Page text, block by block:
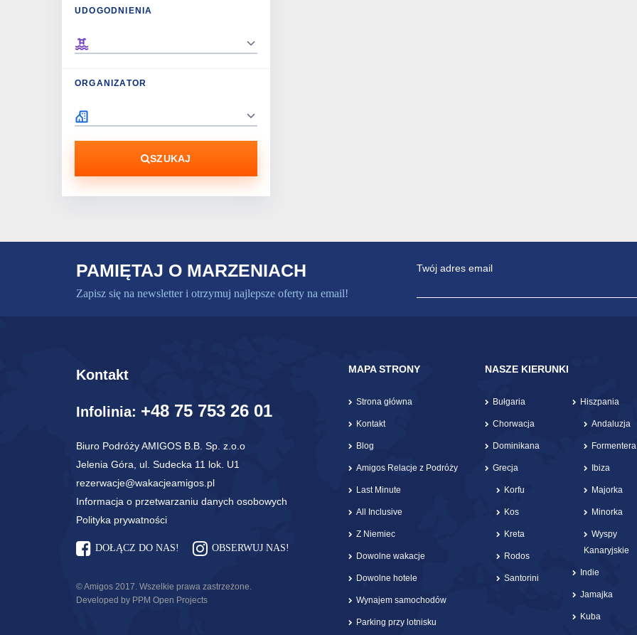
UDOGODNIENIA
ORGANIZATOR
SZUKAJ
PAMIĘTAJ O MARZENIACH
Zapisz się na newsletter i otrzymuj najlepsze oferty na email!
Twój adres email
Kontakt
Infolinia: +48 75 753 26 01
Biuro Podróży AMIGOS B.B. Sp. z.o.o
Jelenia Góra, ul. Sudecka 11 lok. U1
rezerwacje@wakacjeamigos.pl
Informacja o przetwarzaniu danych osobowych
Polityka prywatności
DOŁĄCZ DO NAS! OBSERWUJ NAS!
© Amigos 2017. Wszelkie prawa zastrzeżone.
Developed by PPM Open Projects
MAPA STRONY
Strona główna
Kontakt
Blog
Amigos Relacje z Podróży
Last Minute
All Inclusive
Z Niemiec
Dowolne wakacje
Dowolne hotele
Wynajem samochodów
Parking przy lotnisku
NASZE KIERUNKI
Bułgaria
Chorwacja
Dominikana
Grecja
Korfu
Kos
Kreta
Rodos
Santorini
Hiszpania
Andaluzja
Formentera
Ibiza
Majorka
Minorka
Wyspy
Kanaryjskie
Indie
Jamajka
Kuba